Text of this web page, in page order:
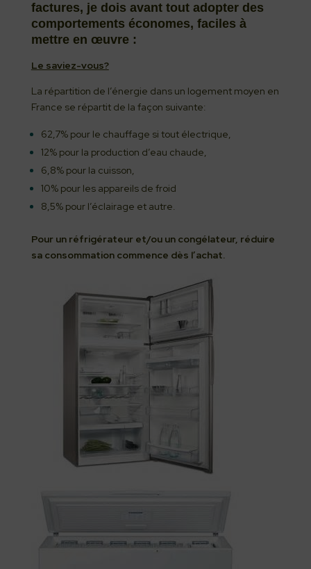
factures, je dois avant tout adopter des
comportements économes, faciles à
mettre en œuvre :
Le saviez-vous?
La répartition de l’énergie dans un logement moyen en
France se répartit de la façon suivante:
62,7% pour le chauffage si tout électrique,
12% pour la production d’eau chaude,
6,8% pour la cuisson,
10% pour les appareils de froid
8,5% pour l’éclairage et autre.
Pour un réfrigérateur et/ou un congélateur, réduire
sa consommation commence dès l’achat.